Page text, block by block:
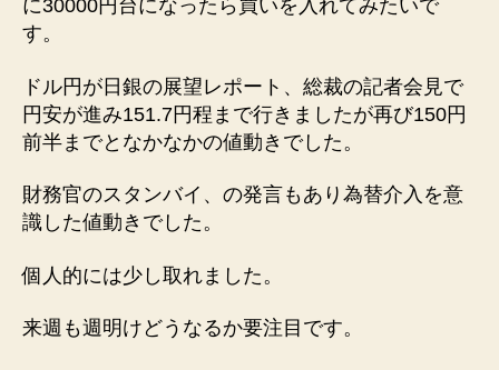
に30000円台になったら買いを入れてみたいで
す。
ドル円が日銀の展望レポート、総裁の記者会見で
円安が進み151.7円程まで行きましたが再び150円
前半までとなかなかの値動きでした。
財務官のスタンバイ、の発言もあり為替介入を意
識した値動きでした。
個人的には少し取れました。
来週も週明けどうなるか要注目です。